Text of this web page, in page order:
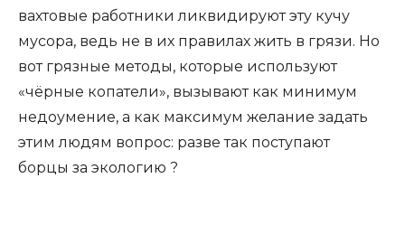
вахтовые работники ликвидируют эту кучу
мусора, ведь не в их правилах жить в грязи. Но
вот грязные методы, которые используют
«чёрные копатели», вызывают как минимум
недоумение, а как максимум желание задать
этим людям вопрос: разве так поступают
борцы за экологию ?